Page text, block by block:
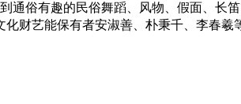
俗有趣的民俗舞蹈、风物、假面、长
化财艺能保有者安淑善、朴秉千、李春